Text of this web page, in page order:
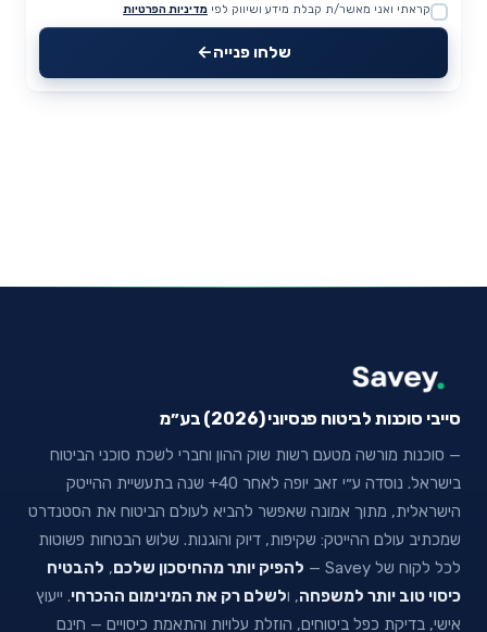
Website
קראתי ואני מאשר/ת קבלת מידע ושיווק לפי מדיניות הפרטיות
שלחו פנייה
סייבי סוכנות לביטוח פנסיוני (2026) בע״מ
— סוכנות מורשה מטעם רשות שוק ההון וחברי לשכת סוכני הביטוח
בישראל. נוסדה ע״י זאב יופה לאחר 40+ שנה בתעשיית ההייטק
הישראלית, מתוך אמונה שאפשר להביא לעולם הביטוח את הסטנדרט
שמכתיב עולם ההייטק: שקיפות, דיוק והוגנות. שלוש הבטחות פשוטות
לכל לקוח של Savey —
להפיק יותר מהחיסכון שלכם, להבטיח
כיסוי טוב יותר למשפחה, ולשלם רק את המינימום ההכרחי. ייעוץ
אישי, בדיקת כפל ביטוחים, הוזלת עלויות והתאמת כיסויים — חינם